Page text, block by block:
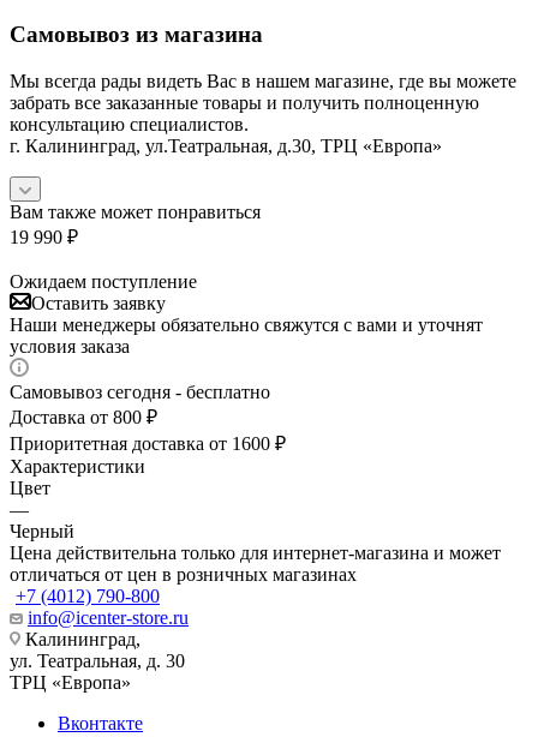
Самовывоз из магазина
Мы всегда рады видеть Вас в нашем магазине, где вы можете
забрать все заказанные товары и получить полноценную
консультацию специалистов.
г. Калининград, ул.Театральная, д.30, ТРЦ «Европа»
Вам также может понравиться
19 990 ₽
Ожидаем поступление
Оставить заявку
Наши менеджеры обязательно свяжутся с вами и уточнят
условия заказа
Самовывоз сегодня - бесплатно
Доставка от 800 ₽
Приоритетная доставка от 1600 ₽
Характеристики
Цвет
—
Черный
Цена действительна только для интернет-магазина и может
отличаться от цен в розничных магазинах
+7 (4012) 790-800
info@icenter-store.ru
Калининград,
ул. Театральная, д. 30
ТРЦ «Европа»
Вконтакте